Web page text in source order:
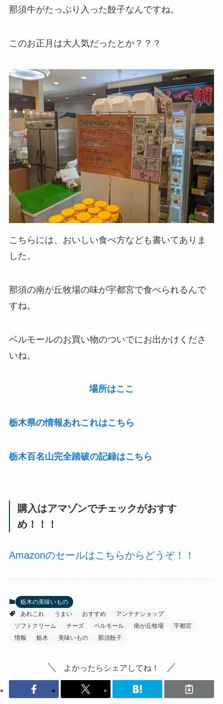
那須牛がたっぷり入った餃子なんですね。
このお正月は大人気だったとか？？？
こちらには、おいしい食べ方なども書いてありま
した。
那須の南が丘牧場の味が宇都宮で食べられるんで
すね。
ベルモールのお買い物のついでにお出かけくださ
いね。
場所はここ
栃木県の情報あれこれはこちら
栃木百名山完全踏破の記録はこちら
購入はアマゾンでチェックがおすす
め！！！
Amazonのセールはこちらからどうぞ！！
栃木の美味いもの
あれこれ
うまい おすすめ
アンテナショップ
ソフトクリーム
チーズ ベルモール 南が丘牧場
宇都宮
情報
栃木 美味いもの 那須餃子
よかったらシェアしてね！